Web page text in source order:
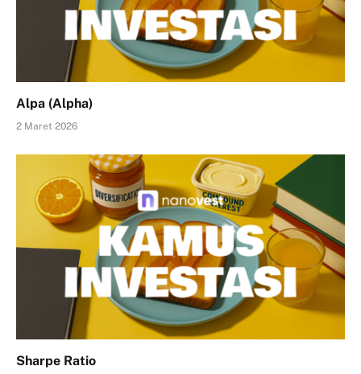
Alpa (Alpha)
2 Maret 2026
Sharpe Ratio